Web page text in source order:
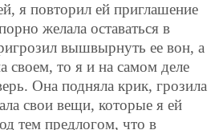
я повторил ей приглашение
желала оставаться в
вышвырнуть ее вон, а
своем, то я и на самом деле
Она подняла крик, грозила
свои вещи, которые я ей
тем предлогом, что в